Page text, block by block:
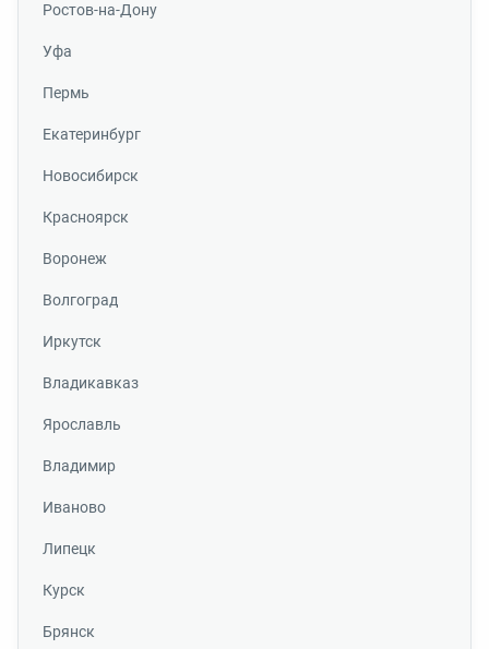
Ростов-на-Дону
Уфа
Пермь
Екатеринбург
Новосибирск
Красноярск
Воронеж
Волгоград
Иркутск
Владикавказ
Ярославль
Владимир
Иваново
Липецк
Курск
Брянск